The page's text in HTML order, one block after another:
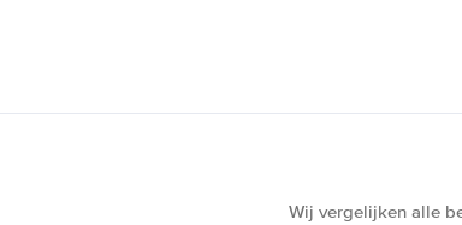
Wij vergelijken alle